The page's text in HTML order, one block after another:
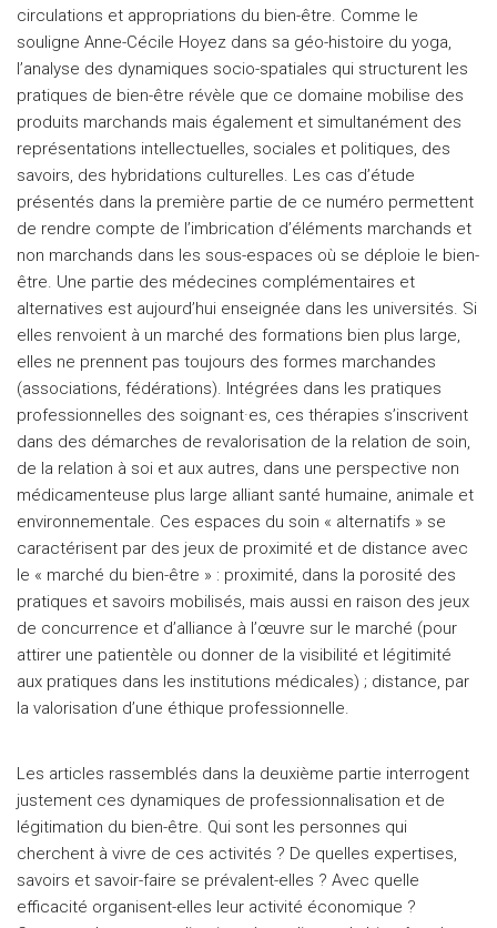
circulations et appropriations du bien-être. Comme le
souligne Anne-Cécile Hoyez dans sa géo-histoire du yoga,
l’analyse des dynamiques socio-spatiales qui structurent les
pratiques de bien-être révèle que ce domaine mobilise des
produits marchands mais également et simultanément des
représentations intellectuelles, sociales et politiques, des
savoirs, des hybridations culturelles. Les cas d’étude
présentés dans la première partie de ce numéro permettent
de rendre compte de l’imbrication d’éléments marchands et
non marchands dans les sous-espaces où se déploie le bien-
être. Une partie des médecines complémentaires et
alternatives est aujourd’hui enseignée dans les universités. Si
elles renvoient à un marché des formations bien plus large,
elles ne prennent pas toujours des formes marchandes
(associations, fédérations). Intégrées dans les pratiques
professionnelles des soignant·es, ces thérapies s’inscrivent
dans des démarches de revalorisation de la relation de soin,
de la relation à soi et aux autres, dans une perspective non
médicamenteuse plus large alliant santé humaine, animale et
environnementale. Ces espaces du soin « alternatifs » se
caractérisent par des jeux de proximité et de distance avec
le « marché du bien-être » : proximité, dans la porosité des
pratiques et savoirs mobilisés, mais aussi en raison des jeux
de concurrence et d’alliance à l’œuvre sur le marché (pour
attirer une patientèle ou donner de la visibilité et légitimité
aux pratiques dans les institutions médicales) ; distance, par
la valorisation d’une éthique professionnelle.
Les articles rassemblés dans la deuxième partie interrogent
justement ces dynamiques de professionnalisation et de
légitimation du bien-être. Qui sont les personnes qui
cherchent à vivre de ces activités ? De quelles expertises,
savoirs et savoir-faire se prévalent-elles ? Avec quelle
efficacité organisent-elles leur activité économique ?